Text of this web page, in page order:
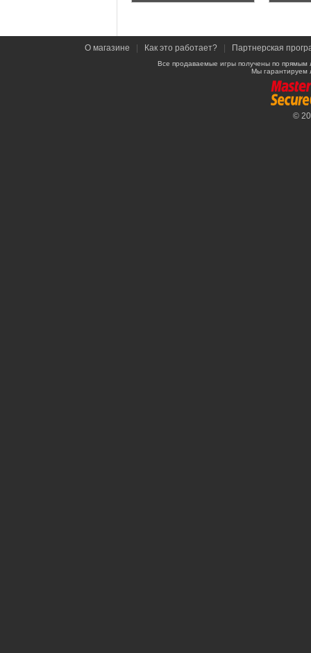
О магазине Как это работает? Партнерская
Все продаваемые игры получены по
Мы гарантируем
©